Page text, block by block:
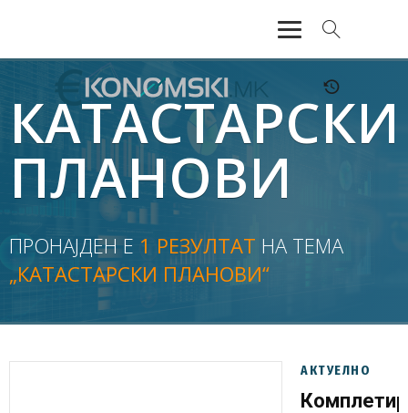
АКТУЕЛНО
ЕКОНОМИЈА
ФИНАНСИИ
БАНКАРСТВО
ЖИВОТ
МОЗАИК
КАТАСТАРСКИ
ПЛАНОВИ
ПРОНАЈДЕН Е 1 РЕЗУЛТАТ НА ТЕМА
„КАТАСТАРСКИ ПЛАНОВИ“
АКТУЕЛНО